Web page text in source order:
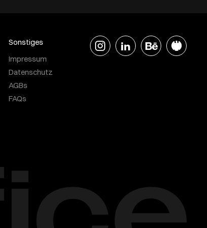
Sonstiges
Impressum
Datenschutz
AGBs
FAQs